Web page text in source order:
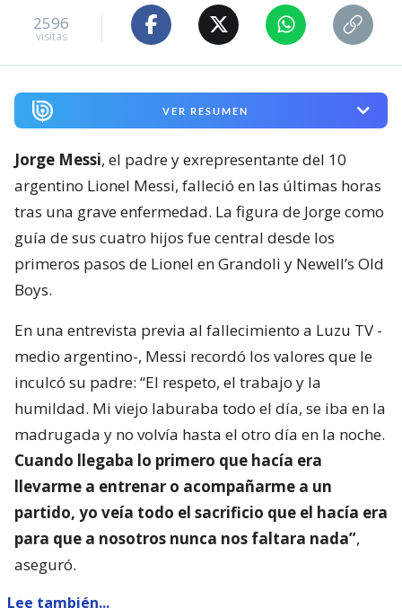
2596
visitas
VER RESUMEN
Jorge Messi, el padre y exrepresentante del 10
argentino Lionel Messi, falleció en las últimas horas
tras una grave enfermedad. La figura de Jorge como
guía de sus cuatro hijos fue central desde los
primeros pasos de Lionel en Grandoli y Newell’s Old
Boys.
En una entrevista previa al fallecimiento a Luzu TV -
medio argentino-, Messi recordó los valores que le
inculcó su padre: “El respeto, el trabajo y la
humildad. Mi viejo laburaba todo el día, se iba en la
madrugada y no volvía hasta el otro día en la noche.
Cuando llegaba lo primero que hacía era
llevarme a entrenar o acompañarme a un
partido, yo veía todo el sacrificio que el hacía era
para que a nosotros nunca nos faltara nada”,
aseguró.
Lee también...